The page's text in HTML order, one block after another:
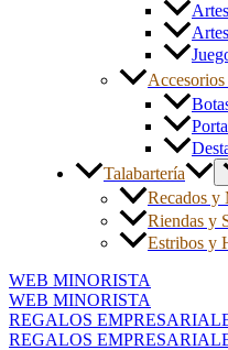
Talabartería
Recados y
Riendas y
Estribos y
WEB MINORISTA
WEB MINORISTA
REGALOS
REGALOS